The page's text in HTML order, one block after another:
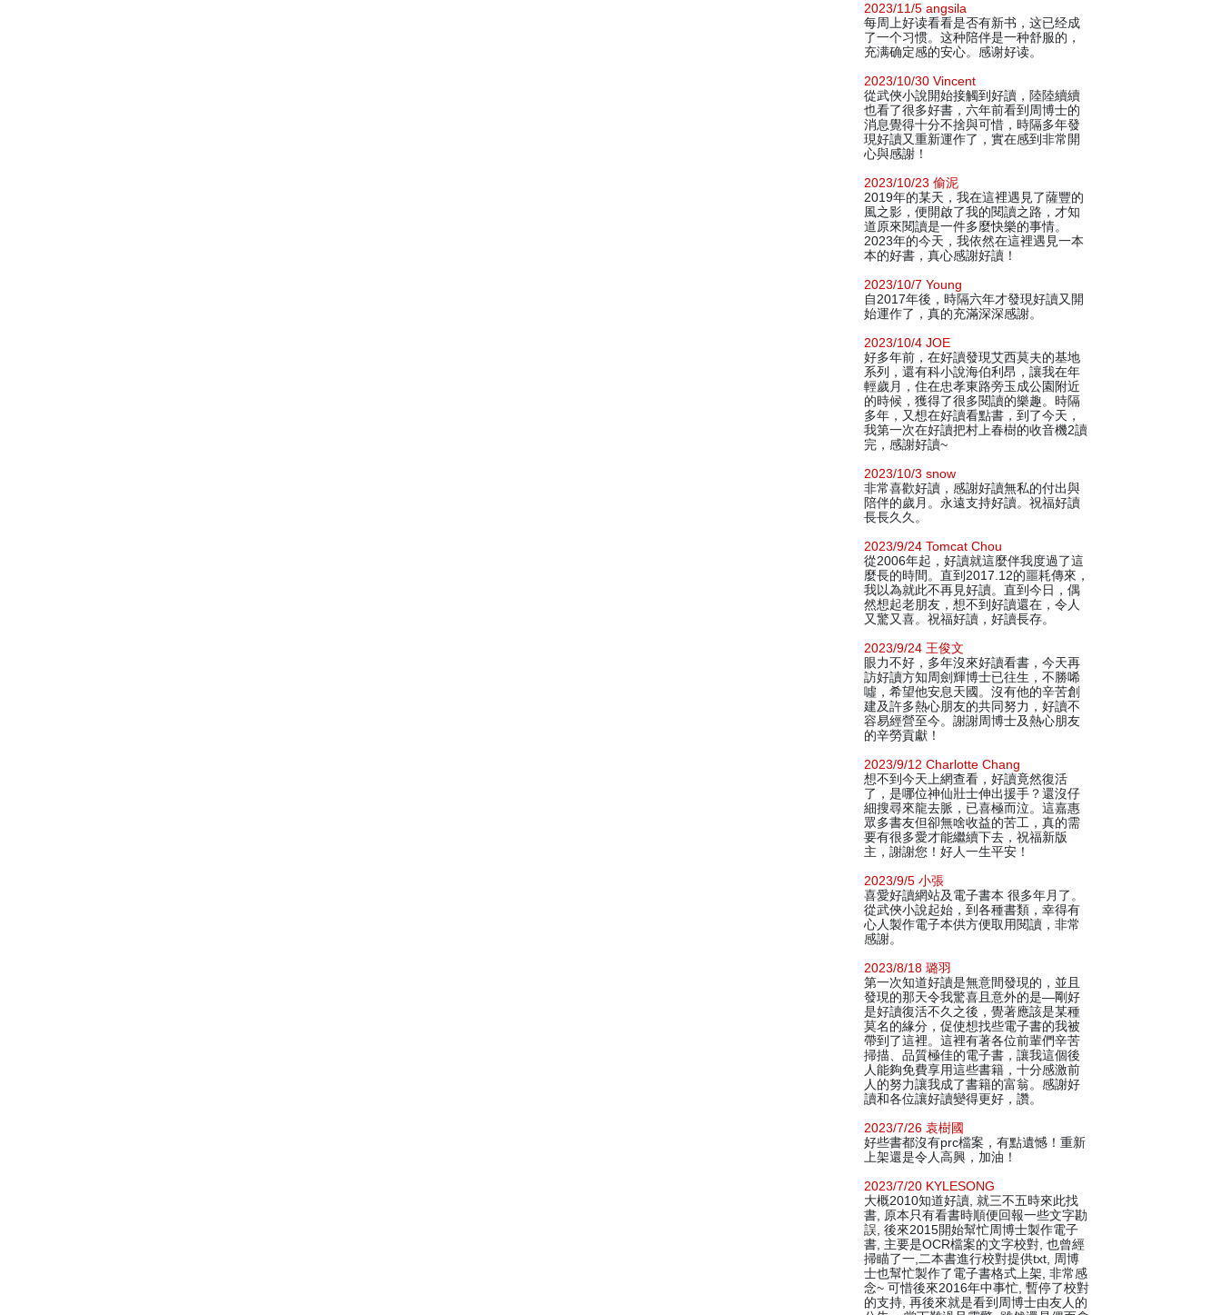
2023/11/5 angsila
每周上好读看看是否有新书，这已经成
了一个习惯。这种陪伴是一种舒服的，
充满确定感的安心。感谢好读。
2023/10/30 Vincent
從武俠小說開始接觸到好讀，陸陸續續
也看了很多好書，六年前看到周博士的
消息覺得十分不捨與可惜，時隔多年發
現好讀又重新運作了，實在感到非常開
心與感謝！
2023/10/23 偷泥
2019年的某天，我在這裡遇見了薩豐的
風之影，便開啟了我的閱讀之路，才知
道原來閱讀是一件多麼快樂的事情。
2023年的今天，我依然在這裡遇見一本
本的好書，真心感謝好讀！
2023/10/7 Young
自2017年後，時隔六年才發現好讀又開
始運作了，真的充滿深深感謝。
2023/10/4 JOE
好多年前，在好讀發現艾西莫夫的基地
系列，還有科小說海伯利昂，讓我在年
輕歲月，住在忠孝東路旁玉成公園附近
的時候，獲得了很多閱讀的樂趣。時隔
多年，又想在好讀看點書，到了今天，
我第一次在好讀把村上春樹的收音機2讀
完，感謝好讀~
2023/10/3 snow
非常喜歡好讀，感謝好讀無私的付出與
陪伴的歲月。永遠支持好讀。祝福好讀
長長久久。
2023/9/24 Tomcat Chou
從2006年起，好讀就這麼伴我度過了這
麼長的時間。直到2017.12的噩耗傳來，
我以為就此不再見好讀。直到今日，偶
然想起老朋友，想不到好讀還在，令人
又驚又喜。祝福好讀，好讀長存。
2023/9/24 王俊文
眼力不好，多年沒來好讀看書，今天再
訪好讀方知周劍輝博士已往生，不勝唏
噓，希望他安息天國。沒有他的辛苦創
建及許多熱心朋友的共同努力，好讀不
容易經營至今。謝謝周博士及熱心朋友
的辛勞貢獻！
2023/9/12 Charlotte Chang
想不到今天上網查看，好讀竟然復活
了，是哪位神仙壯士伸出援手？還沒仔
細搜尋來龍去脈，已喜極而泣。這嘉惠
眾多書友但卻無啥收益的苦工，真的需
要有很多愛才能繼續下去，祝福新版
主，謝謝您！好人一生平安！
2023/9/5 小張
喜愛好讀網站及電子書本 很多年月了。
從武俠小說起始，到各種書類，幸得有
心人製作電子本供方便取用閱讀，非常
感謝。
2023/8/18 璐羽
第一次知道好讀是無意間發現的，並且
發現的那天令我驚喜且意外的是—剛好
是好讀復活不久之後，覺著應該是某種
莫名的緣分，促使想找些電子書的我被
帶到了這裡。這裡有著各位前輩們辛苦
掃描、品質極佳的電子書，讓我這個後
人能夠免費享用這些書籍，十分感激前
人的努力讓我成了書籍的富翁。感謝好
讀和各位讓好讀變得更好，讚。
2023/7/26 袁樹國
好些書都沒有prc檔案，有點遺憾！重新
上架還是令人高興，加油！
2023/7/20 KYLESONG
大概2010知道好讀, 就三不五時來此找
書, 原本只有看書時順便回報一些文字勘
誤, 後來2015開始幫忙周博士製作電子
書, 主要是OCR檔案的文字校對, 也曾經
掃瞄了一,二本書進行校對提供txt, 周博
士也幫忙製作了電子書格式上架, 非常感
念~ 可惜後來2016年中事忙, 暫停了校對
的支持, 再後來就是看到周博士由友人的